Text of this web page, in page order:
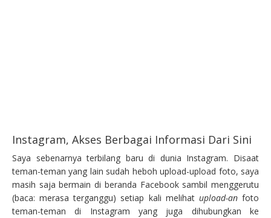
Instagram, Akses Berbagai Informasi Dari Sini
Saya sebenarnya terbilang baru di dunia Instagram. Disaat
teman-teman yang lain sudah heboh upload-upload foto, saya
masih saja bermain di beranda Facebook sambil menggerutu
(baca: merasa terganggu) setiap kali melihat upload-anfoto
teman-teman di Instagram yang juga dihubungkan ke